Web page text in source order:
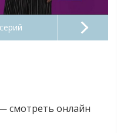
смотреть онлайн